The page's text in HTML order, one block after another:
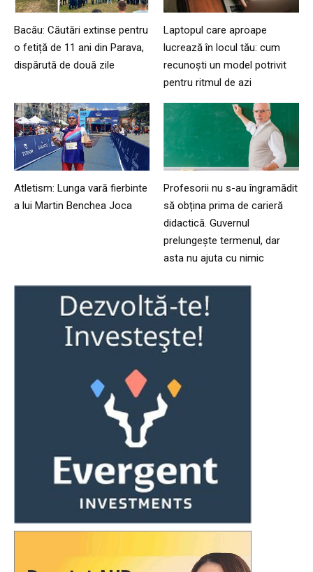
Bacău: Căutări extinse pentru
o fetiță de 11 ani din Parava,
dispărută de două zile
Laptopul care aproape
lucrează în locul tău: cum
recunoști un model potrivit
pentru ritmul de azi
Atletism: Lunga vară fierbinte
a lui Martin Benchea Joca
Profesorii nu s-au îngramădit
să obțina prima de carieră
didactică. Guvernul
prelungește termenul, dar
asta nu ajuta cu nimic